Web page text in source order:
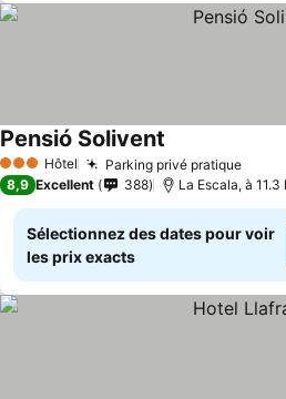
3 ÉtoilesHôtel Parking privé pratique
Pensió Solivent
8,9 Excellent 388 La Escala, à
Sélectionnez des dates pour voir
les prix exacts